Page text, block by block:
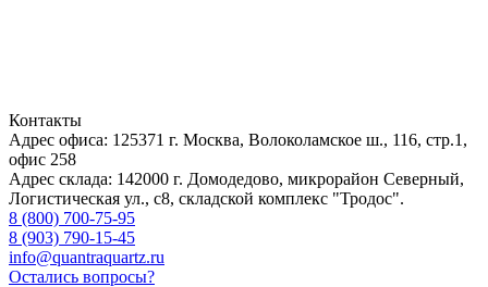
Контакты
Адрес офиса: 125371 г. Москва, Волоколамское ш., 116, стр.1,
офис 258
Адрес склада: 142000 г. Домодедово, микрорайон Северный,
Логистическая ул., с8, складской комплекс "Тродос".
8 (800) 700-75-95
8 (903) 790-15-45
info@quantraquartz.ru
Остались вопросы?